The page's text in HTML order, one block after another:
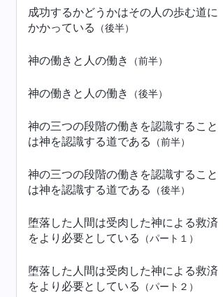
成功するかどうかはその人の歩む道に
かかっている
（後半）
神の働きと人の働き （前半）
神の働きと人の働き （後半）
神の三つの段階の働きを認識すること
は神を認識する道である
（前半）
神の三つの段階の働きを認識すること
は神を認識する道である
（後半）
堕落した人間は受肉した神による救済
をより必要としている
（パート１）
堕落した人間は受肉した神による救済
をより必要としている
（パート２）